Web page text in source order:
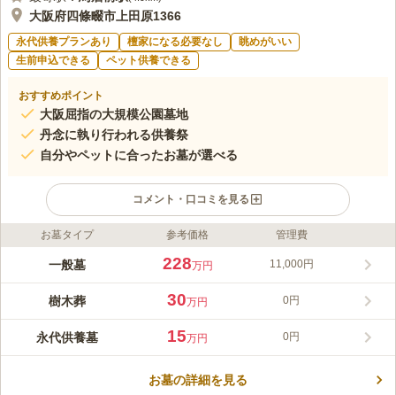
大阪府四條畷市上田原1366
永代供養プランあり 檀家になる必要なし
眺めがいい
生前申込できる
ペット供養できる
おすすめポイント
大阪屈指の大規模公園墓地
丹念に執り行われる供養祭
自分やペットに合ったお墓が選べる
コメント・口コミを見る
ライフドット編集部のコメント
大阪生駒霊園は、東生駒駅から無料送迎バスが運行しており、数
る苑内は、時間を忘れて隅々まで歩きたくなるほど優しく来園者
を包み込みます。開園25年の歴史を誇り2万基以上の墓石が広大
造物や参道などすべてに清潔感と品がある園内です。
霊園周辺はお店がありませんが、霊園の中にはお供えや花を購入
お墓タイプ 参考価格 管理費
一般墓 228万円 11,000円
樹木葬 30万円 0円
永代供養墓 15万円 0円
お墓の詳細を見る